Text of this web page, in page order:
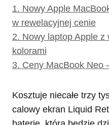
1. Nowy Apple
w rewelacyjnej cenie
2. Nowy laptop Apple z
kolorami
3. Ceny MacBook Neo
Kosztuje niecałe trzy
calowy ekran Liquid